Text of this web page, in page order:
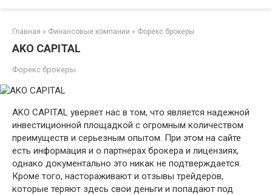
Главная » Финансовые компании » Форекс брокеры
AKO CAPITAL
Форекс брокеры
AKO CAPITAL уверяет нас в том, что является надежной
инвестиционной площадкой с огромным количеством
преимуществ и серьезным опытом. При этом на сайте
есть информация и о партнерах брокера и лицензиях,
однако документально это никак не подтверждается.
Кроме того, настораживают и отзывы трейдеров,
которые теряют здесь свои деньги и попадают под